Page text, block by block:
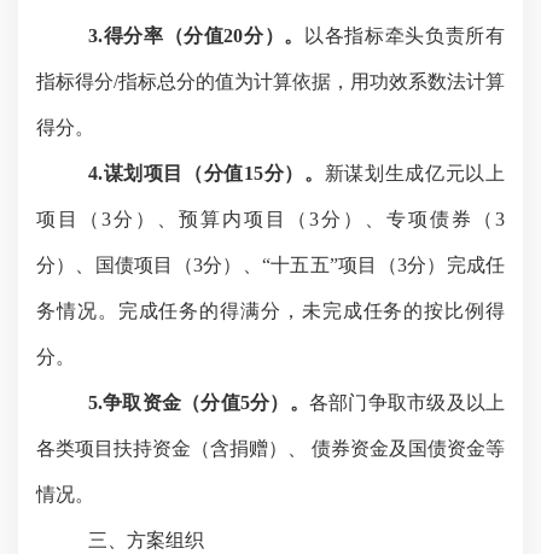
3.得分率（分值20分）。 以各指标牵头负责所有
指标得分/指标总分的值为计算依据，用功效系数法计算
得分。
4.谋划项目（分值15分）。 新谋划生成亿元以上
项目（ 3分）、预算内项目（3分）、专项债券（3
分）、国债项目（3分）、“十五五”项目（3分）完成任
务情况。完成任务的得满分，未完成任务的按比例得
分。
5.争取资金（分值5分）。 各部门争取市级及以上
各类项目扶持资金（含捐赠）、 债券资金及国债资金等
情况。
三、方案组织